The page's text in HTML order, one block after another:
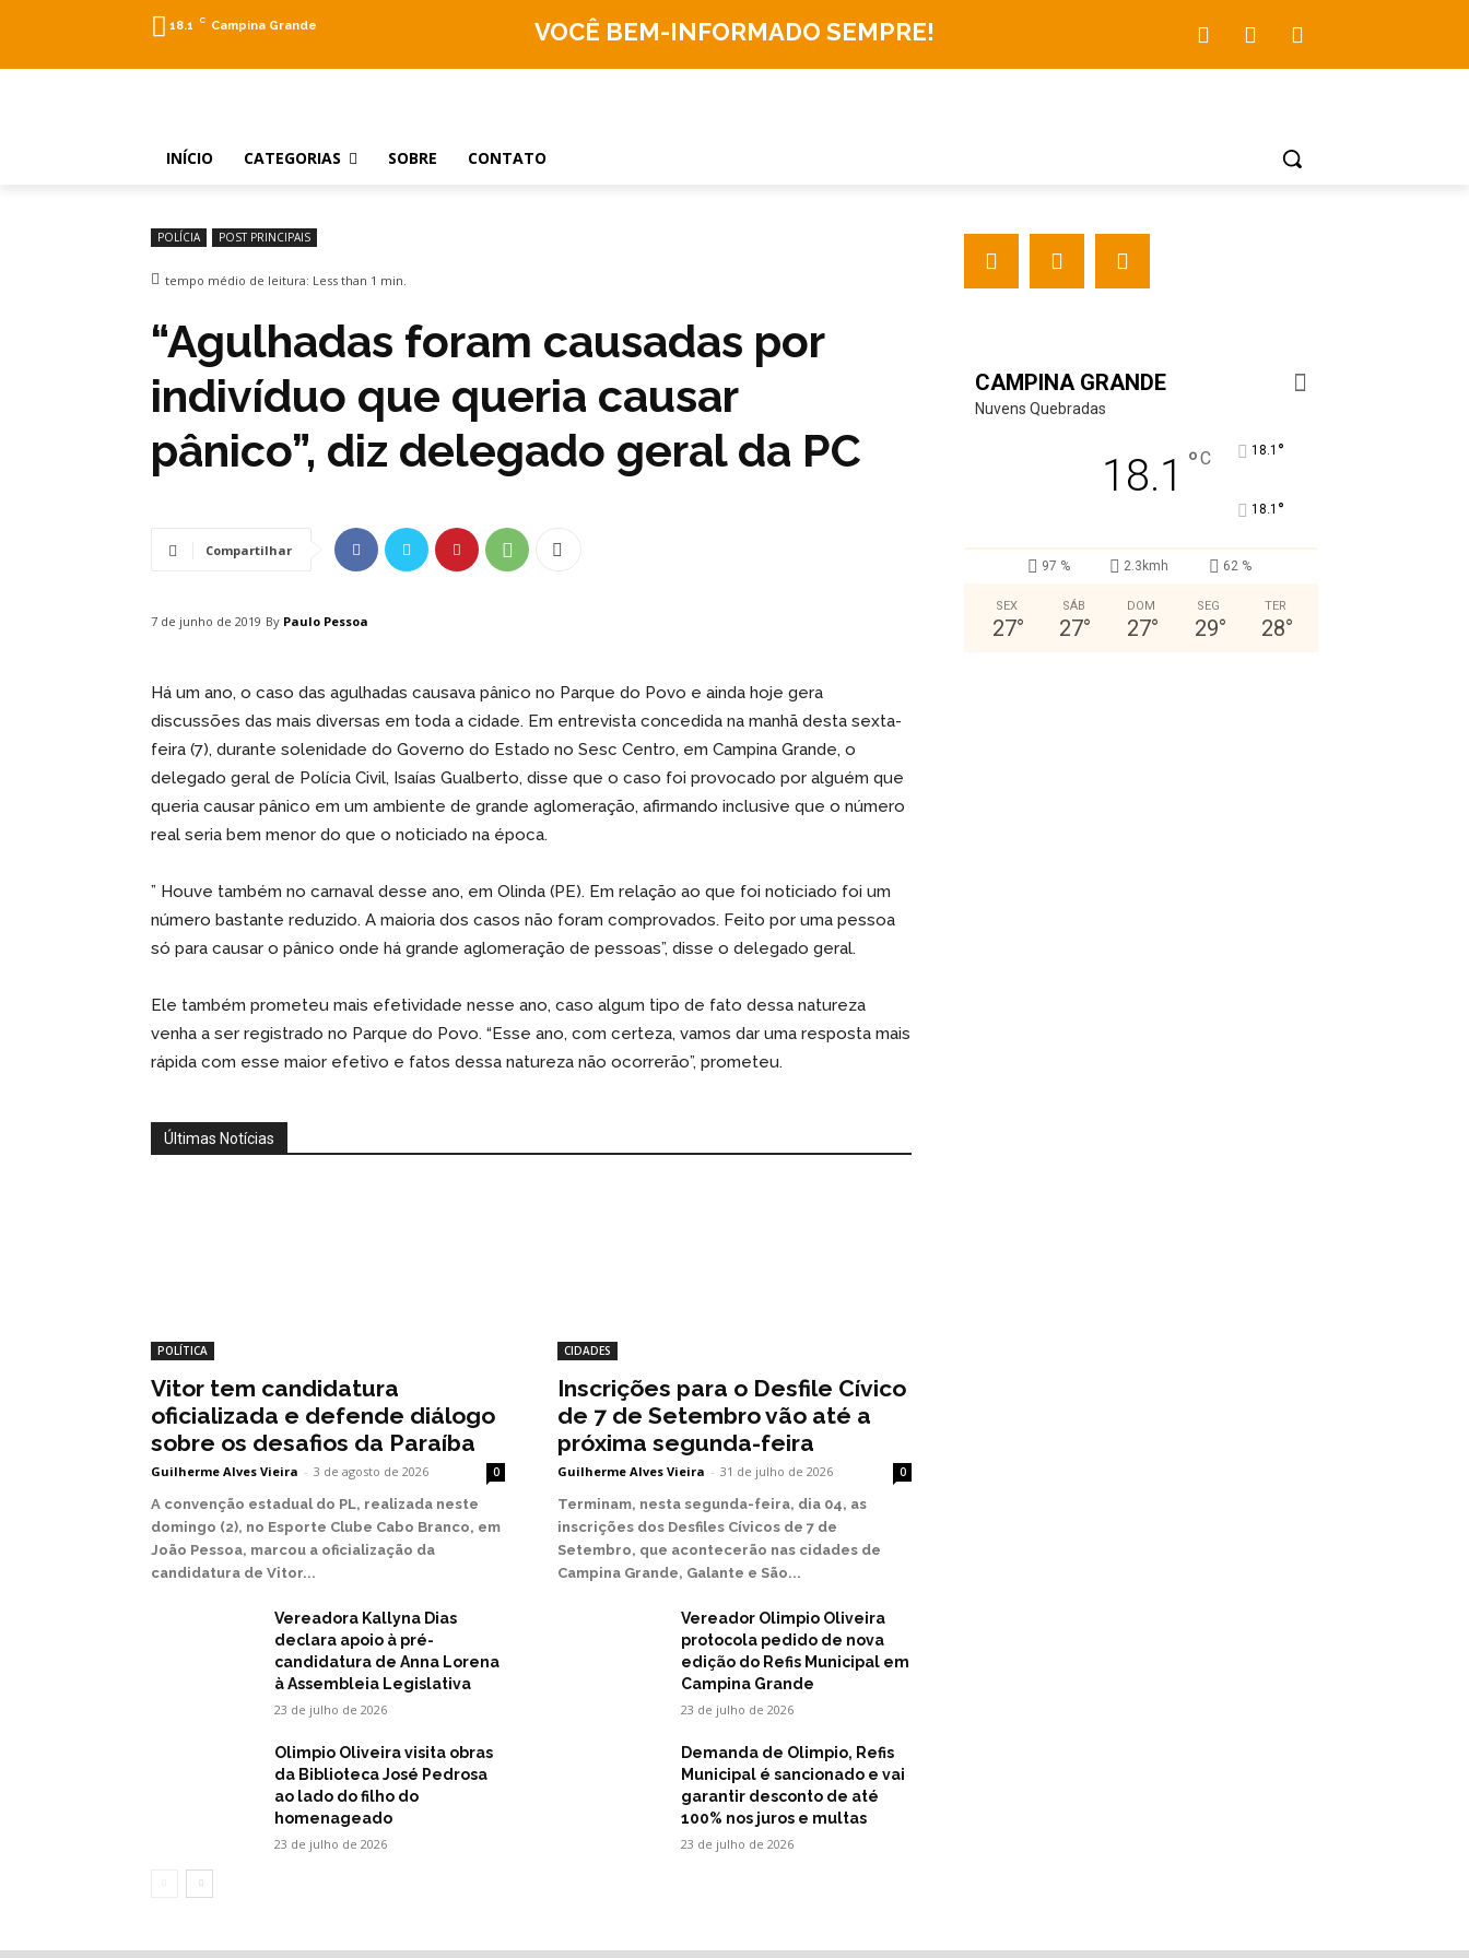
18.1 C Campina Grande VOCÊ BEM-INFORMADO SEMPRE!
INÍCIO CATEGORIAS SOBRE CONTATO
POLÍCIA POST PRINCIPAIS
tempo médio de leitura: Less than 1 min.
“Agulhadas foram causadas por
indivíduo que queria causar
pânico”, diz delegado geral da PC
Compartilhar
7 de junho de 2019 By Paulo Pessoa
Há um ano, o caso das agulhadas causava pânico no Parque do Povo e ainda hoje gera
discussões das mais diversas em toda a cidade. Em entrevista concedida na manhã desta sexta-
feira (7), durante solenidade do Governo do Estado no Sesc Centro, em Campina Grande, o
delegado geral de Polícia Civil, Isaías Gualberto, disse que o caso foi provocado por alguém que
queria causar pânico em um ambiente de grande aglomeração, afirmando inclusive que o número
real seria bem menor do que o noticiado na época.
” Houve também no carnaval desse ano, em Olinda (PE). Em relação ao que foi noticiado foi um
número bastante reduzido. A maioria dos casos não foram comprovados. Feito por uma pessoa
só para causar o pânico onde há grande aglomeração de pessoas”, disse o delegado geral.
Ele também prometeu mais efetividade nesse ano, caso algum tipo de fato dessa natureza
venha a ser registrado no Parque do Povo. “Esse ano, com certeza, vamos dar uma resposta mais
rápida com esse maior efetivo e fatos dessa natureza não ocorrerão”, prometeu.
Últimas Notícias
POLÍTICA
Vitor tem candidatura
oficializada e defende diálogo
sobre os desafios da Paraíba
Guilherme Alves Vieira - 3 de agosto de 2026 0
A convenção estadual do PL, realizada neste
domingo (2), no Esporte Clube Cabo Branco, em
João Pessoa, marcou a oficialização da
candidatura de Vitor...
CIDADES
Inscrições para o Desfile Cívico
de 7 de Setembro vão até a
próxima segunda-feira
Guilherme Alves Vieira - 31 de julho de 2026 0
Terminam, nesta segunda-feira, dia 04, as
inscrições dos Desfiles Cívicos de 7 de
Setembro, que acontecerão nas cidades de
Campina Grande, Galante e São...
Vereadora Kallyna Dias
declara apoio à pré-
candidatura de Anna Lorena
à Assembleia Legislativa
23 de julho de 2026
Vereador Olimpio Oliveira
protocola pedido de nova
edição do Refis Municipal em
Campina Grande
23 de julho de 2026
Olimpio Oliveira visita obras
da Biblioteca José Pedrosa
ao lado do filho do
homenageado
23 de julho de 2026
Demanda de Olimpio, Refis
Municipal é sancionado e vai
garantir desconto de até
100% nos juros e multas
23 de julho de 2026
CAMPINA GRANDE
Nuvens Quebradas
18.1 °C 18.1 °
18.1 °
97 % 2.3kmh 62 %
SEX
27°
SÁB
27°
DOM
27°
SEG
29°
TER
28°